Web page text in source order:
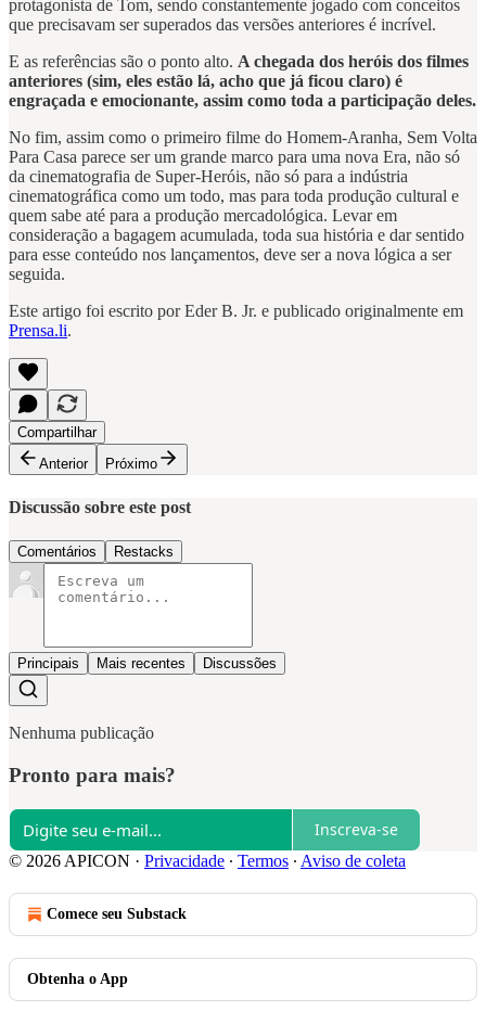
protagonista de Tom, sendo constantemente jogado com conceitos
que precisavam ser superados das versões anteriores é incrível.
E as referências são o ponto alto. A chegada dos heróis dos filmes
anteriores (sim, eles estão lá, acho que já ficou claro) é
engraçada e emocionante, assim como toda a participação deles.
No fim, assim como o primeiro filme do Homem-Aranha, Sem Volta
Para Casa parece ser um grande marco para uma nova Era, não só
da cinematografia de Super-Heróis, não só para a indústria
cinematográfica como um todo, mas para toda produção cultural e
quem sabe até para a produção mercadológica. Levar em
consideração a bagagem acumulada, toda sua história e dar sentido
para esse conteúdo nos lançamentos, deve ser a nova lógica a ser
seguida.
Este artigo foi escrito por Eder B. Jr. e publicado originalmente em
Prensa.li.
Compartilhar
Anterior
Próximo
Discussão sobre este post
Comentários Restacks
Principais Mais recentes Discussões
Nenhuma publicação
Pronto para mais?
Inscreva-se
© 2026 APICON · Privacidade ∙ Termos ∙ Aviso de coleta
Comece seu Substack
Obtenha o App